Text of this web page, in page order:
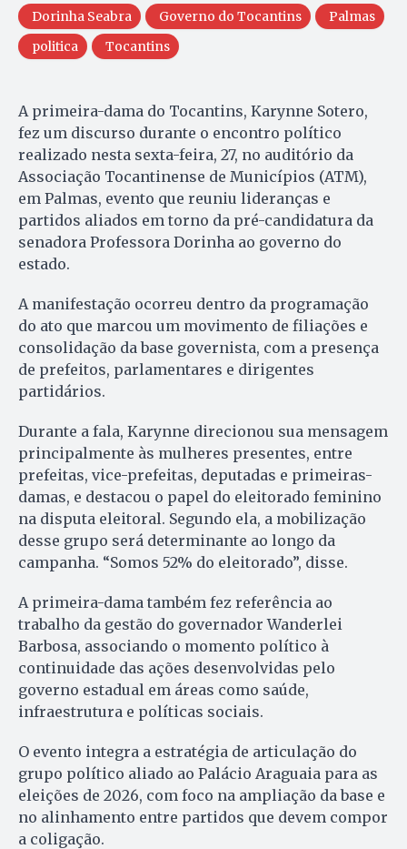
Dorinha Seabra Governo do Tocantins
Palmas
politica
Tocantins
A primeira-dama do Tocantins, Karynne Sotero,
fez um discurso durante o encontro político
realizado nesta sexta-feira, 27, no auditório da
Associação Tocantinense de Municípios (ATM),
em Palmas, evento que reuniu lideranças e
partidos aliados em torno da pré-candidatura da
senadora Professora Dorinha ao governo do
estado.
A manifestação ocorreu dentro da programação
do ato que marcou um movimento de filiações e
consolidação da base governista, com a presença
de prefeitos, parlamentares e dirigentes
partidários.
Durante a fala, Karynne direcionou sua mensagem
principalmente às mulheres presentes, entre
prefeitas, vice-prefeitas, deputadas e primeiras-
damas, e destacou o papel do eleitorado feminino
na disputa eleitoral. Segundo ela, a mobilização
desse grupo será determinante ao longo da
campanha. “Somos 52% do eleitorado”, disse.
A primeira-dama também fez referência ao
trabalho da gestão do governador Wanderlei
Barbosa, associando o momento político à
continuidade das ações desenvolvidas pelo
governo estadual em áreas como saúde,
infraestrutura e políticas sociais.
O evento integra a estratégia de articulação do
grupo político aliado ao Palácio Araguaia para as
eleições de 2026, com foco na ampliação da base e
no alinhamento entre partidos que devem compor
a coligação.